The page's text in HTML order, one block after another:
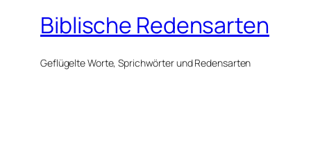
Biblische Redensarten
Geflügelte Worte, Sprichwörter und Redensarten